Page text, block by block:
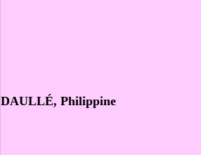
DAULLÉ, Philippine